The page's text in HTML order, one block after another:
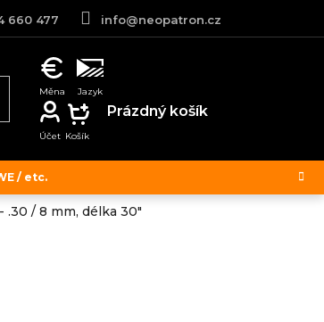
/ etc.
660 477 info@neopatron.cz
NÁKUPNÍ
KOŠÍK
Prázdný košík
.30 / 8 mm, délka 30"